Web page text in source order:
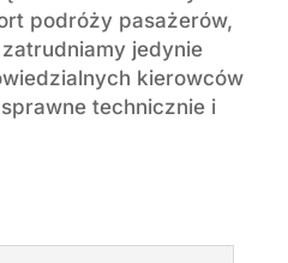
podróży pasażerów,
jedynie
kierowców
technicznie i